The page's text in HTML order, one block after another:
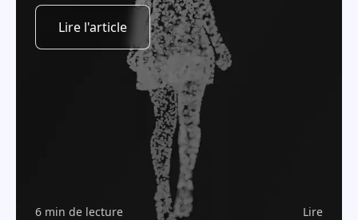
Lire l'article
6 min de lecture Lire